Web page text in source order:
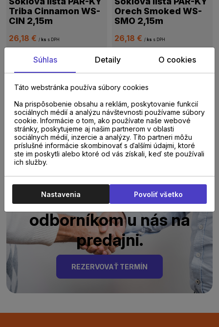
Triba Cinnamon WS-
CIN 2,15m
26,18 €/ ks s DPH
Orech Smoked WS-
SMO 2,15m
26,18 € / ks s DPH
Do 14 dní
Soklová lišta PAR-KY
Biela SP02 2,15m
10,05 € /ks s DPH
Do 14 dní
Soklová lišta PAR-KY
Dub Desert WS-DES
2,15m
22,21 € kss DPH
Poraďte sa s
odborníkom u nás na
predajni.
REZERVOVAŤ TERMÍN
Súhlas Detaily O cookies
Táto webstránka používa súbory cookies
Na prispôsobenie obsahu a reklám, poskytovanie funkcií
sociálnych médií a analýzu návštevnosti používame súbory
cookie. Informácie o tom, ako používate naše webové
stránky, poskytujeme aj našim partnerom v oblasti
sociálnych médií, inzercie a analýzy. Títo partneri môžu
príslušné informácie skombinovať s ďalšími údajmi, ktoré
ste im poskytli alebo ktoré od vás získali, keď ste používali
ich služby.
Nastavenia Povoliť všetko